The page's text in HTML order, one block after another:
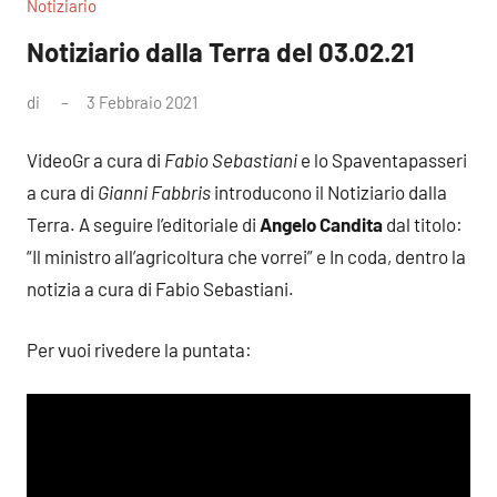
Notiziario
Notiziario dalla Terra del 03.02.21
di 3 Febbraio 2021
VideoGr a cura di Fabio Sebastiani e lo Spaventapasseri
a cura di Gianni Fabbris introducono il Notiziario dalla
Terra. A seguire l’editoriale di Angelo Candita dal titolo:
“Il ministro all’agricoltura che vorrei” e In coda, dentro la
notizia a cura di Fabio Sebastiani.
Per vuoi rivedere la puntata: